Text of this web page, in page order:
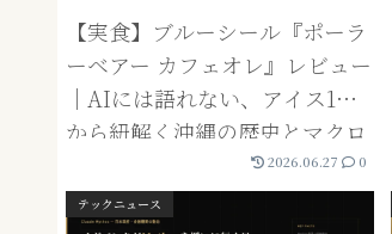
【実食】ブルーシール『ポーラ
ーベアー カフェオレ』レビュー
｜AIには語れない、アイス1個
から紐解く沖縄の歴史とマクロ
2026.06.27 0
テックニュース